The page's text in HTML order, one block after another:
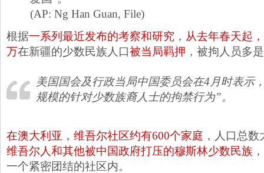
(AP: Ng Han Guan, File)
根据一系列最近发布的考察和研究 ， 从去年春天起
万在新疆的少数民族人口被当局羁押 ，被拘人员多
美国国会及行政当局中国委员会在4月时表示
规模的针对少数族裔人士的拘禁行为”。
在澳大利亚，维吾尔社区约有600个家庭 ，人口总
维吾尔人和其他被中国政府打压的穆斯林少数民族
一个紧密团结的社区内。